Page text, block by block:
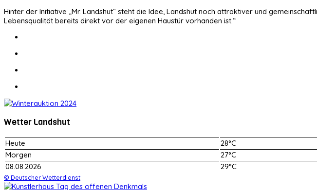
Hinter der Initiative „Mr. Landshut“ steht die Idee, Landshut noch attraktiver und
Lebensqualität bereits direkt vor der eigenen Haustür vorhanden ist.“
Wetter Landshut
Heute
28°C
Morgen
27°C
08.08.2026
29°C
© Deutscher Wetterdienst